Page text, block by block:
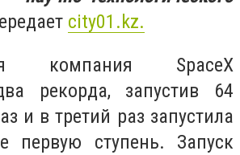
city01. kz.
компания SpaceX
рекорда, запустив 64
и в третий раз запустила
ступень. Запуск